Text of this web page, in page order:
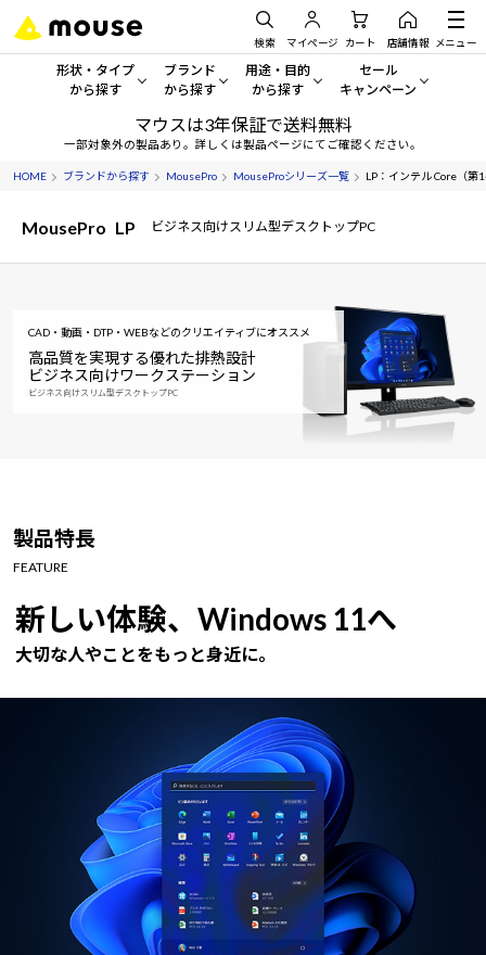
検索 マイページ カート 店舗情報 メニュー
形状・タイプ
から探す
形状・タイプから探す をすべてみる
デスクトップPC
ノートPC
サーバー
ワークステーション
ブランド
から探す
mouse
G TUNE
NEXTGEAR
MousePro
iiyama
用途・目的
から探す
一般向けパソコン
ゲーミングPC・ゲーム向けパソコン
クリエイティブ向け
学習向けパソコン
スペック/パーツ別
セール
キャンペーン
セール・キャンペー
期間限定セール
おすすめ目玉パソコン
今イチオシのパソコンをピ
Windows 11|Copilot+ PC
マウスは3年保証で送料無料
一部対象外の製品あり。詳しくは製品ページにてご確認ください。
HOME ブランドから探す MousePro MouseProシリーズ一覧 LP：インテル Core（第
MousePro LP ビジネス向けスリム型デスクトップPC
CAD・動画・DTP・WEBなどのクリエイティブにオススメ
高品質を実現する優れた排熱設計
ビジネス向けワークステーション
ビジネス向けスリム型デスクトップPC
製品特長
FEATURE
新しい体験、Windows 11へ
大切な人やことをもっと身近に。